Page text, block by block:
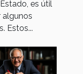
es útil
algunos
Estos...